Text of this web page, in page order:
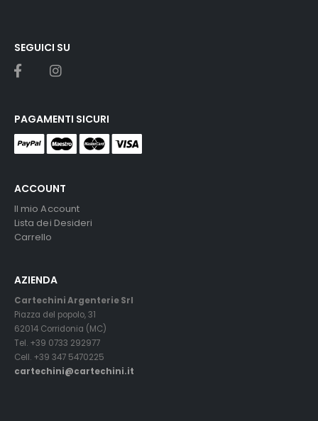
ACCOUNT
Il mio Account
Lista dei Desideri
Carrello
AZIENDA
Cartechini Argenterie Srl
Piazza del popolo, 31
62014 Corridonia (MC)
Tel. +39 0733 292977
Cell. +39 347 5470225
cartechini@cartechini.it
SEGUICI SU
PAGAMENTI SICURI